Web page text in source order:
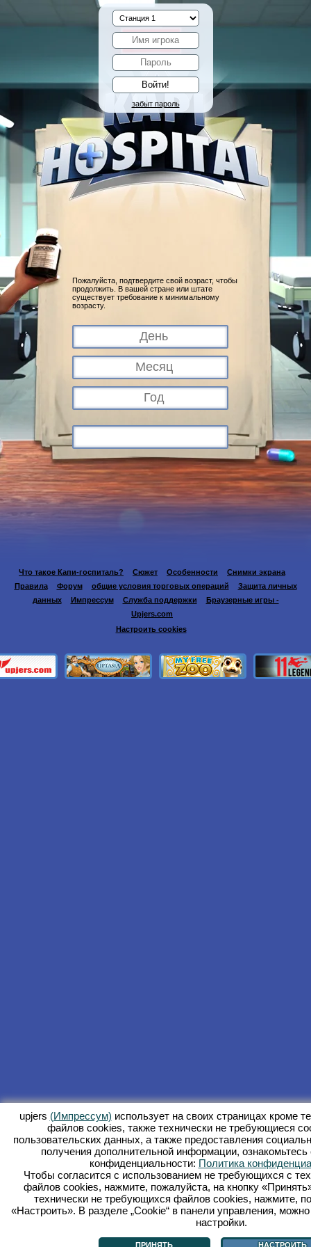
забыт пароль
Пожалуйста, подтвердите свой возраст, чтобы
продолжить. В вашей стране или штате
существует требование к минимальному
возрасту.
Что такое Капи-госпиталь? Сюжет Особенности
Снимки экрана
Правила
Форум общие условия торговых операций
Защита личных
данных
Импрессум Служба поддержки
Браузерные игры -
Upjers.com
Настроить cookies
upjers (Импрессум) использует на своих страницах кроме
файлов сookies, также технически не требующиеся
пользовательских данных, а также предоставления
получения дополнительной информации,
конфиденциальности: Политика
Чтобы согласится с использованием не требующихся с
файлов cookies, нажмите, пожалуйста, на кнопку
технически не требующихся файлов cookies, нажмите,
«Настроить». В разделе „Cookie“ в панели управления,
настройки.
ПРИНЯТЬ НАСТРОИТЬ